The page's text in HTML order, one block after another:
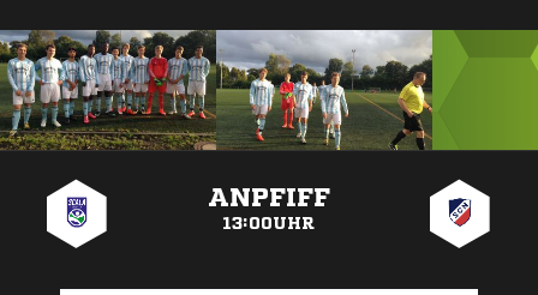
ANPFIFF
13:00UHR